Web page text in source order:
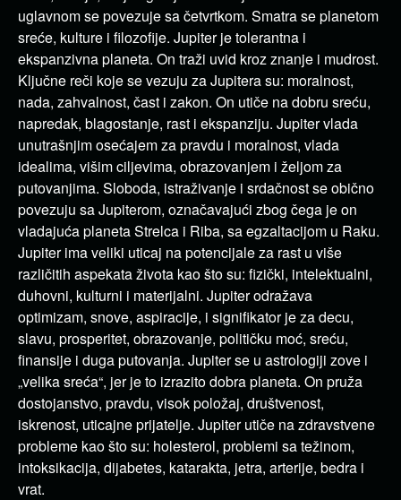
uglavnom se povezuje sa četvrtkom. Smatra se planetom
sreće, kulture i filozofije. Jupiter je tolerantna i
ekspanzivna planeta. On traži uvid kroz znanje i mudrost.
Ključne reči koje se vezuju za Jupitera su: moralnost,
nada, zahvalnost, čast i zakon. On utiče na dobru sreću,
napredak, blagostanje, rast i ekspanziju. Jupiter vlada
unutrašnjim osećajem za pravdu i moralnost, vlada
idealima, višim ciljevima, obrazovanjem i željom za
putovanjima. Sloboda, istraživanje i srdačnost se obično
povezuju sa Jupiterom, označavajući zbog čega je on
vladajuća planeta Strelca i Riba, sa egzaltacijom u Raku.
Jupiter ima veliki uticaj na potencijale za rast u više
različitih aspekata života kao što su: fizički, intelektualni,
duhovni, kulturni i materijalni. Jupiter odražava
optimizam, snove, aspiracije, i signifikator je za decu,
slavu, prosperitet, obrazovanje, političku moć, sreću,
finansije i duga putovanja. Jupiter se u astrologiji zove i
„velika sreća“, jer je to izrazito dobra planeta. On pruža
dostojanstvo, pravdu, visok položaj, društvenost,
iskrenost, uticajne prijatelje. Jupiter utiče na zdravstvene
probleme kao što su: holesterol, problemi sa težinom,
intoksikacija, dijabetes, katarakta, jetra, arterije, bedra i
vrat.